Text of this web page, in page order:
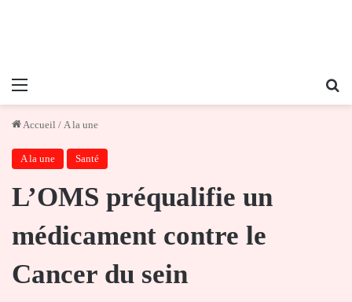
Menu
Accueil / A la une
A la une Santé
L’OMS préqualifie un
médicament contre le
Cancer du sein